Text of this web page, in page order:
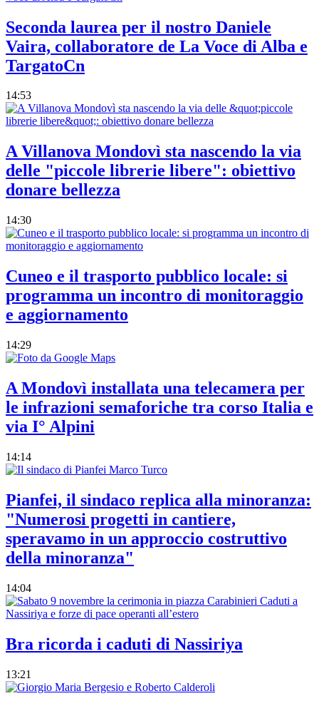
Seconda laurea per il nostro Daniele
Vaira, collaboratore de La Voce di Alba e
TargatoCn
14:53
A Villanova Mondovì sta nascendo la via
delle "piccole librerie libere": obiettivo
donare bellezza
14:30
Cuneo e il trasporto pubblico locale: si
programma un incontro di monitoraggio
e aggiornamento
14:29
A Mondovì installata una telecamera per
le infrazioni semaforiche tra corso Italia e
via I° Alpini
14:14
Pianfei, il sindaco replica alla minoranza:
"Numerosi progetti in cantiere,
speravamo in un approccio costruttivo
della minoranza"
14:04
Bra ricorda i caduti di Nassiriya
13:21